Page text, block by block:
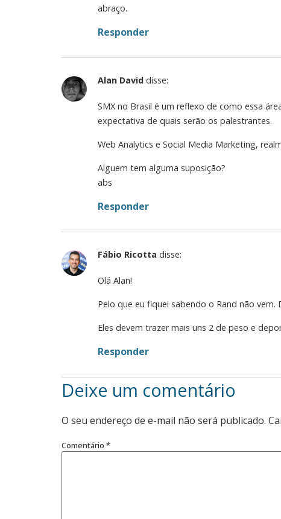
abraço.
Responder
Alan David disse:
SMX no Brasil é um reflexo de como essa
expectativa de quais serão os palestrantes.
Web Analytics e Social Media Marketing,
Alguem tem alguma suposição?
abs
Responder
Fábio Ricotta disse:
Olá Alan!
Pelo que eu fiquei sabendo o Rand não
Eles devem trazer mais uns 2 de peso e
Responder
Deixe um comentário
O seu endereço de e-mail não será publicado.
Comentário *